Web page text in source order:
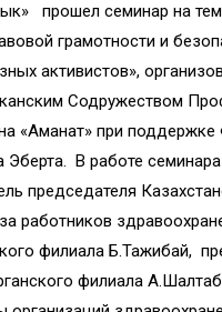
прошел семинар на
грамотности и
активистов»,
Содружеством
«Аманат» при
В работе семинара
председателя
работников
филиала Б.Тажибай,
филиала